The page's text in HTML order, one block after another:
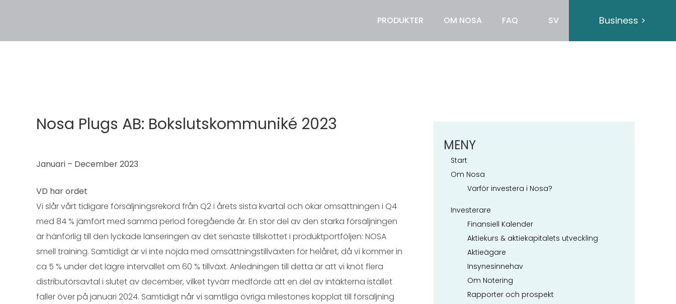
PRODUKTER OM NOSA FAQ SV Business >
Nosa Plugs AB: Bokslutskommuniké 2023
Januari – December 2023
VD har ordet
Vi slår vårt tidigare försäljningsrekord från Q2 i årets sista kvartal och ökar omsättningen i Q4
med 84 % jämfört med samma period föregående år. En stor del av den starka försäljningen
är hänförlig till den lyckade lanseringen av det senaste tillskottet i produktportföljen: NOSA
smell training. Samtidigt är vi inte nöjda med omsättningstillväxten för helåret, då vi kommer in
ca 5 % under det lägre intervallet om 60 % tillväxt. Anledningen till detta är att vi knöt flera
distributörsavtal i slutet av december, vilket tyvärr medförde att en del av intäkterna istället
faller över på januari 2024. Samtidigt når vi samtliga övriga milestones kopplat till försäljning
MENY
Start
Om Nosa
Varför investera i Nosa?
Investerare
Finansiell Kalender
Aktiekurs & aktiekapitalets utveckling
Aktieägare
Insynesinnehav
Om Notering
Rapporter och prospekt